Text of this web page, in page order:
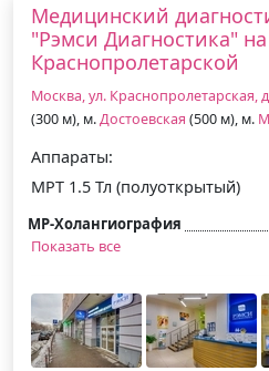
Медицинский
"Рэмси Диагностика" на
Краснопролетарской
Москва, ул. Краснопролетарская,
(300 м), м.Достоевская (500 м), м.
Аппараты:
МРТ 1.5 Тл (полуоткрытый)
МР-Холангиография
Показать все